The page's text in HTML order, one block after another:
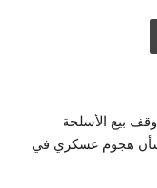
بيع الأسلحة
بشأن هجوم عسكري في